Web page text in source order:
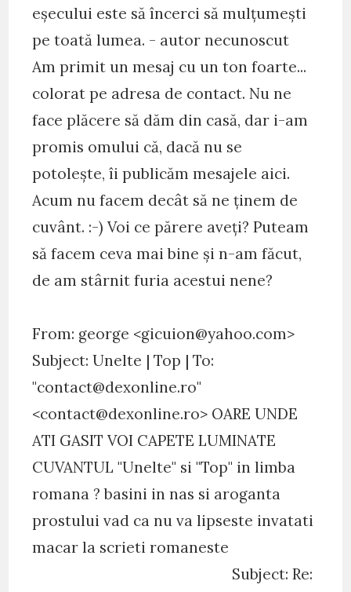
eșecului este să încerci să mulțumești
pe toată lumea. - autor necunoscut
Am primit un mesaj cu un ton foarte...
colorat pe adresa de contact. Nu ne
face plăcere să dăm din casă, dar i-am
promis omului că, dacă nu se
potolește, îi publicăm mesajele aici.
Acum nu facem decât să ne ținem de
cuvânt. :-) Voi ce părere aveți? Puteam
să facem ceva mai bine și n-am făcut,
de am stârnit furia acestui nene?
From: george <gicuion@yahoo.com>
Subject: Unelte | Top | To:
"contact@dexonline.ro"
<contact@dexonline.ro> OARE UNDE
ATI GASIT VOI CAPETE LUMINATE
CUVANTUL "Unelte" si "Top" in limba
romana ? basini in nas si aroganta
prostului vad ca nu va lipseste invatati
macar la scrieti romaneste
Subject: Re: